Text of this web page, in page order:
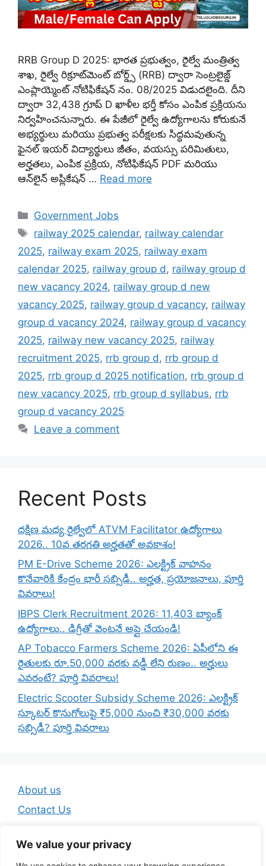
We value your privacy
RRB Group D 2025: భారత ప్రభుత్వం, రైల్వే మంత్రిత్వ
శాఖ, రైల్వే రిక్రూట్‌మెంట్ బోర్డ్స్ (RRB) ద్వారా సెంట్రలైజ్డ్
ఎంప్లాయ్మెంట్ నోటిఫికేషన్ నం. 08/2025 విడుదలైంది. దీని
ద్వారా 32,438 గ్రూప్ D ఖాళీల భర్తీ కోసం ఎంపిక ప్రక్రియను
నిర్వహించనున్నారు. ఈ పేజీలో రైల్వే ఉద్యోగాలను కోరుకునే
అభ్యర్థులు మరియు ప్రభుత్వ పరీక్షలకు సిద్ధమవుతున్న
ఫైనల్ ఇయర్ విద్యార్థులు జీతం, వయస్సు పరిమితులు,
అర్హతలు, ఎంపిక ప్రక్రియ, నోటిఫికేషన్ PDF మరియు
ఆన్‌లైన్ అప్లికేషన్ … Read more
Categories
Government Jobs
Tags
railway 2025 calendar, railway calendar
2025, railway exam 2025, railway exam
calendar 2025, railway group d , railway group d
new vacancy 2024, railway group d new
vacancy 2025, railway group d vacancy, railway
group d vacancy 2024, railway group d vacancy
2025, railway new vacancy 2025, railway
recruitment 2025, rrb group d , rrb group d
2025, rrb group d 2025 notification, rrb group d
new vacancy 2025, rrb group d syllabus, rrb
group d vacancy 2025
Leave a comment
Recent Posts
దక్షిణ మధ్య రైల్వేలో ATVM Facilitator ఉద్యోగాలు
2026.. 10వ తరగతి అర్హతతో అవకాశం!
PM E-Drive Scheme 2026: ఎలక్ట్రిక్ వాహనం
కొనేవారికి కేంద్రం భారీ సబ్సిడీ.. అర్హత, ప్రయోజనాలు, పూర్తి
వివరాలు!
IBPS Clerk Recruitment 2026: 11,403 బ్యాంక్
ఉద్యోగాలు.. డిగ్రీతో వెంటనే అప్లై చేయండి!
AP Tobacco Farmers Scheme 2026: ఏపీలోని ఈ
రైతులకు రూ.50,000 వరకు వడ్డీ లేని రుణం.. అర్హులు
ఎవరంటే? పూర్తి వివరాలు!
Electric Scooter Subsidy Scheme 2026: ఎలక్ట్రిక్
స్కూటర్ కొనుగోలుపై ₹5,000 నుంచి ₹30,000 వరకు
సబ్సిడీ? పూర్తి వివరాలు
About us
Contact Us
Privacy Policy